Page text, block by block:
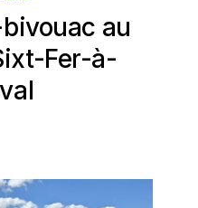
au
Fer-à-